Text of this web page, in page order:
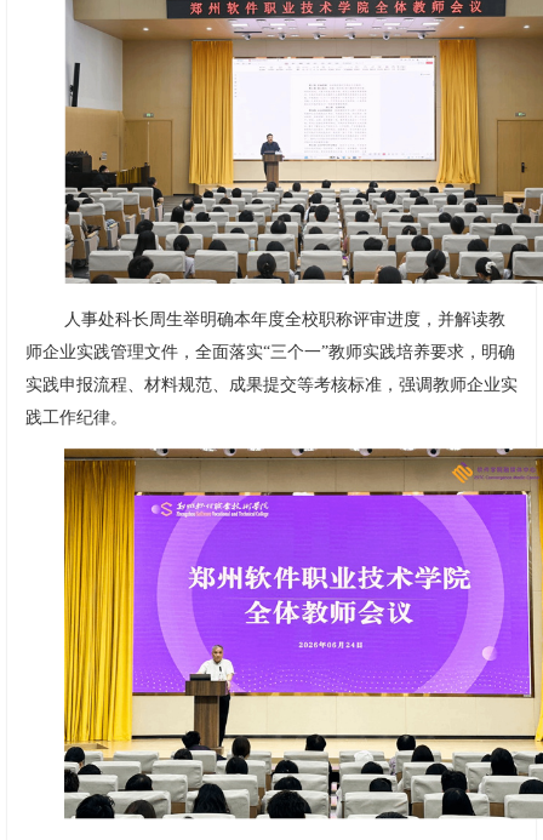
人事处科长周生举明确本年度全校职称评审进度，并解读教
师企业实践管理文件，全面落实“三个一”教师实践培养要求，明确
实践申报流程、材料规范、成果提交等考核标准，强调教师企业实
践工作纪律。